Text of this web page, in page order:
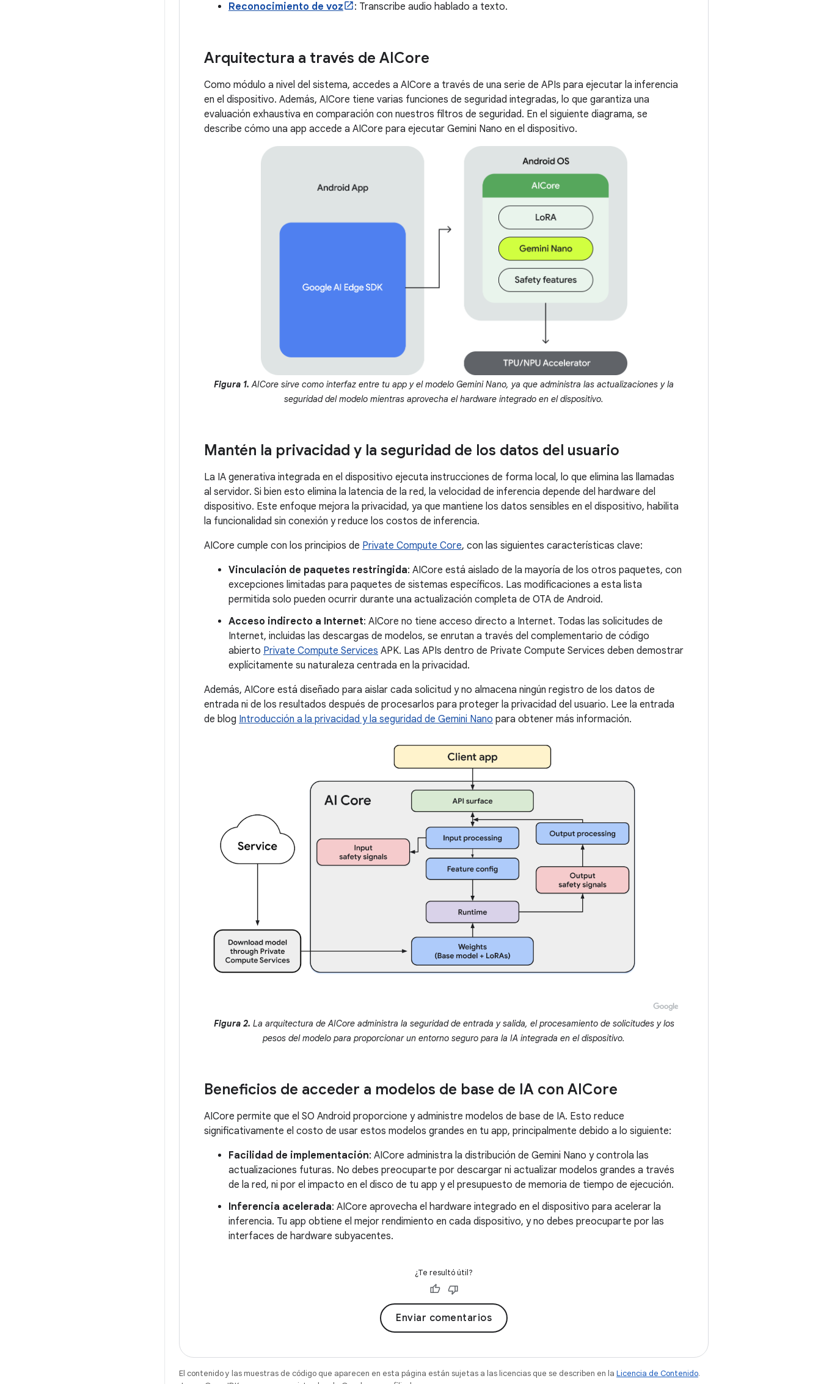
Reconocimiento de voz
: Transcribe audio hablado a texto.
Arquitectura a través de AICore
Como módulo a nivel del sistema, accedes a AICore a través de una serie de APIs para ejecutar la inferencia
en el dispositivo. Además, AICore tiene varias funciones de seguridad integradas, lo que garantiza una
evaluación exhaustiva en comparación con nuestros filtros de seguridad. En el siguiente diagrama, se
describe cómo una app accede a AICore para ejecutar Gemini Nano en el dispositivo.
Figura 1. AICore sirve como interfaz entre tu app y el modelo Gemini Nano, ya que administra las actualizaciones y la
seguridad del modelo mientras aprovecha el hardware integrado en el dispositivo.
Mantén la privacidad y la seguridad de los datos del usuario
La IA generativa integrada en el dispositivo ejecuta instrucciones de forma local, lo que elimina las llamadas
al servidor. Si bien esto elimina la latencia de la red, la velocidad de inferencia depende del hardware del
dispositivo. Este enfoque mejora la privacidad, ya que mantiene los datos sensibles en el dispositivo, habilita
la funcionalidad sin conexión y reduce los costos de inferencia.
AICore cumple con los principios de Private Compute Core, con las siguientes características clave:
Vinculación de paquetes restringida: AICore está aislado de la mayoría de los otros paquetes, con
excepciones limitadas para paquetes de sistemas específicos. Las modificaciones a esta lista
permitida solo pueden ocurrir durante una actualización completa de OTA de Android.
Acceso indirecto a Internet: AICore no tiene acceso directo a Internet. Todas las solicitudes de
Internet, incluidas las descargas de modelos, se enrutan a través del complementario de código
abierto Private Compute Services APK. Las APIs dentro de Private Compute Services deben demostrar
explícitamente su naturaleza centrada en la privacidad.
Además, AICore está diseñado para aislar cada solicitud y no almacena ningún registro de los datos de
entrada ni de los resultados después de procesarlos para proteger la privacidad del usuario. Lee la entrada
de blog Introducción a la privacidad y la seguridad de Gemini Nano para obtener más información.
Figura 2. La arquitectura de AICore administra la seguridad de entrada y salida, el procesamiento de solicitudes y los
pesos del modelo para proporcionar un entorno seguro para la IA integrada en el dispositivo.
Beneficios de acceder a modelos de base de IA con AICore
AICore permite que el SO Android proporcione y administre modelos de base de IA. Esto reduce
significativamente el costo de usar estos modelos grandes en tu app, principalmente debido a lo siguiente:
Facilidad de implementación: AICore administra la distribución de Gemini Nano y controla las
actualizaciones futuras. No debes preocuparte por descargar ni actualizar modelos grandes a través
de la red, ni por el impacto en el disco de tu app y el presupuesto de memoria de tiempo de ejecución.
Inferencia acelerada: AICore aprovecha el hardware integrado en el dispositivo para acelerar la
inferencia. Tu app obtiene el mejor rendimiento en cada dispositivo, y no debes preocuparte por las
interfaces de hardware subyacentes.
¿Te resultó útil?
Enviar comentarios
El contenido y las muestras de código que aparecen en esta página están sujetas a las licencias que se describen en la Licencia de Contenido.